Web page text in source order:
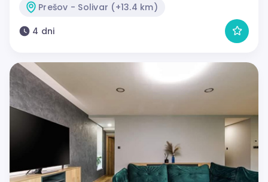
Prešov - Solivar (+13.4 km)
4 dni